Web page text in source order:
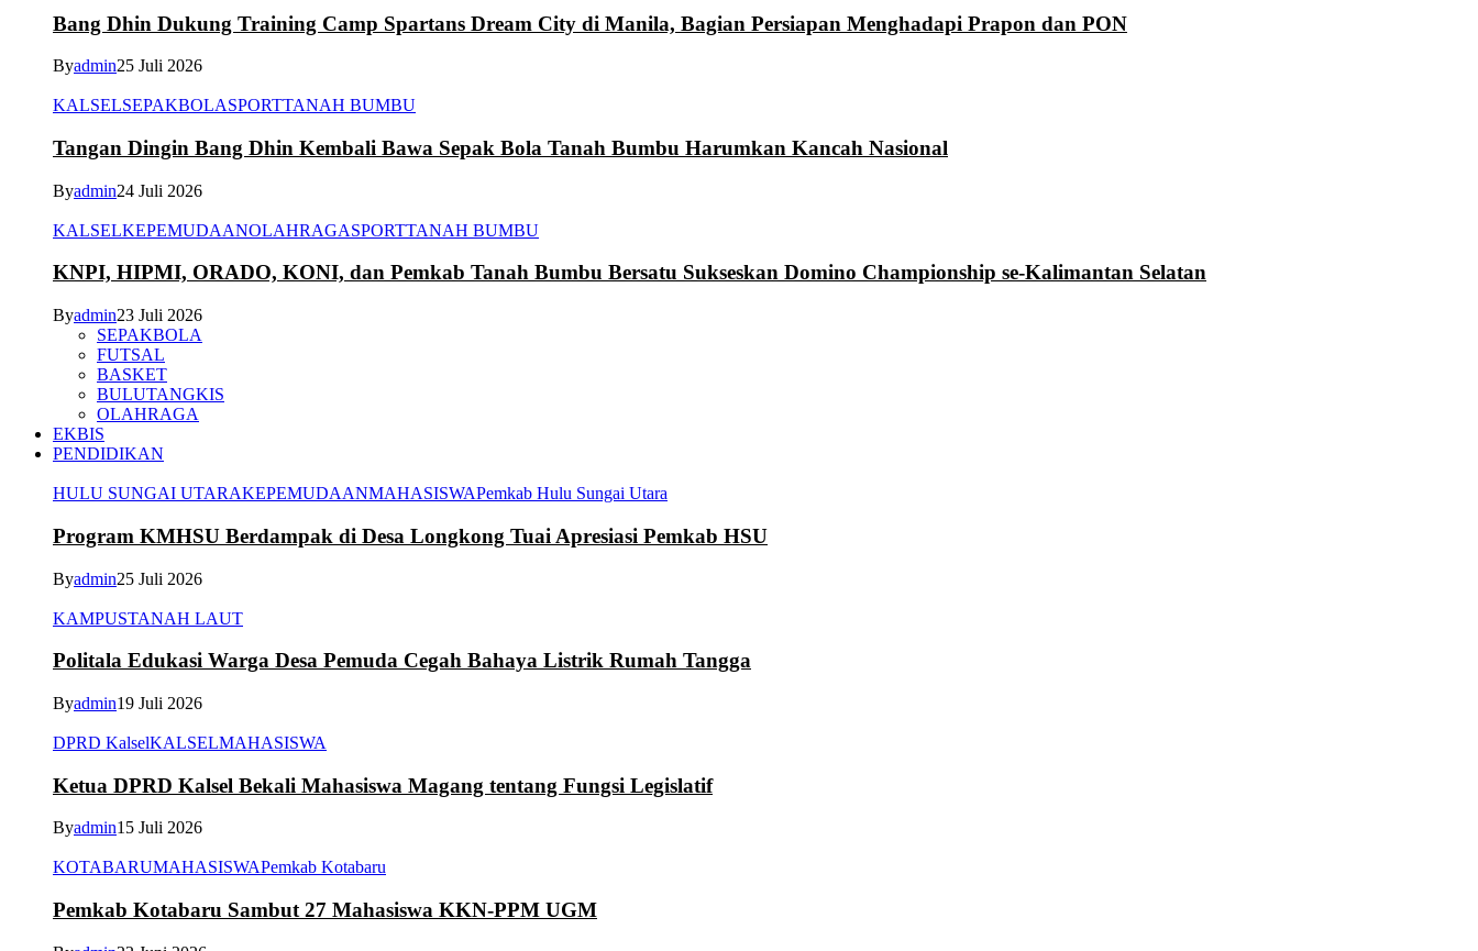
Bang Dhin Dukung Training Camp Spartans Dream City di Manila, Bagian Persiapan Menghadapi Prapon dan PON
Byadmin25 Juli 2026
KALSELSEPAKBOLASPORTTANAH BUMBU
Tangan Dingin Bang Dhin Kembali Bawa Sepak Bola Tanah Bumbu Harumkan Kancah Nasional
Byadmin24 Juli 2026
KALSELKEPEMUDAANOLAHRAGASPORTTANAH BUMBU
KNPI, HIPMI, ORADO, KONI, dan Pemkab Tanah Bumbu Bersatu Sukseskan Domino Championship se-Kalimantan Selatan
Byadmin23 Juli 2026
SEPAKBOLA
FUTSAL
BASKET
BULUTANGKIS
OLAHRAGA
EKBIS
PENDIDIKAN
HULU SUNGAI UTARAKEPEMUDAANMAHASISWAPemkab Hulu Sungai Utara
Program KMHSU Berdampak di Desa Longkong Tuai Apresiasi Pemkab HSU
Byadmin25 Juli 2026
KAMPUSTANAH LAUT
Politala Edukasi Warga Desa Pemuda Cegah Bahaya Listrik Rumah Tangga
Byadmin19 Juli 2026
DPRD KalselKALSELMAHASISWA
Ketua DPRD Kalsel Bekali Mahasiswa Magang tentang Fungsi Legislatif
Byadmin15 Juli 2026
KOTABARUMAHASISWAPemkab Kotabaru
Pemkab Kotabaru Sambut 27 Mahasiswa KKN-PPM UGM